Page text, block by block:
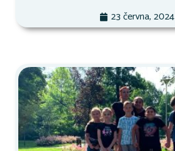
23 června, 2024